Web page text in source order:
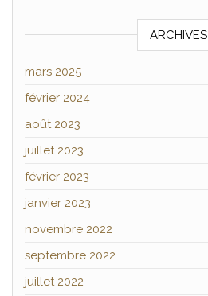
ARCHIVES
mars 2025
février 2024
août 2023
juillet 2023
février 2023
janvier 2023
novembre 2022
septembre 2022
juillet 2022